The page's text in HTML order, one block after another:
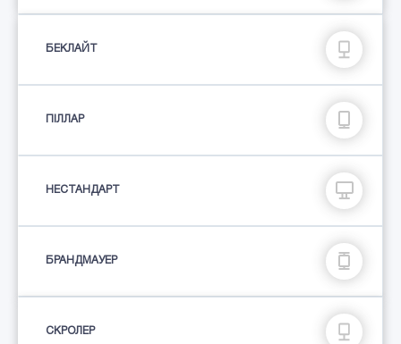
БЕКЛАЙТ
ПIЛЛАР
НЕСТАНДАРТ
БРАНДМАУЕР
СКРОЛЕР